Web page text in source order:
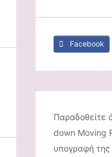
Facebook
Παραδοθείτε
down Moving
υπογραφή της